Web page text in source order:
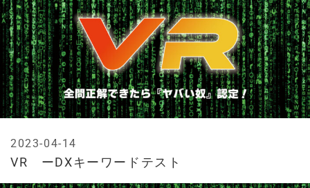
VR ーDXキーワードテスト
2023-04-14